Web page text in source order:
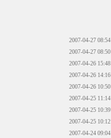
2007-04-27 08:54
2007-04-27 08:50
2007-04-26 15:48
2007-04-26 14:16
2007-04-26 10:50
2007-04-25 11:14
2007-04-25 10:39
2007-04-25 10:12
2007-04-24 09:04